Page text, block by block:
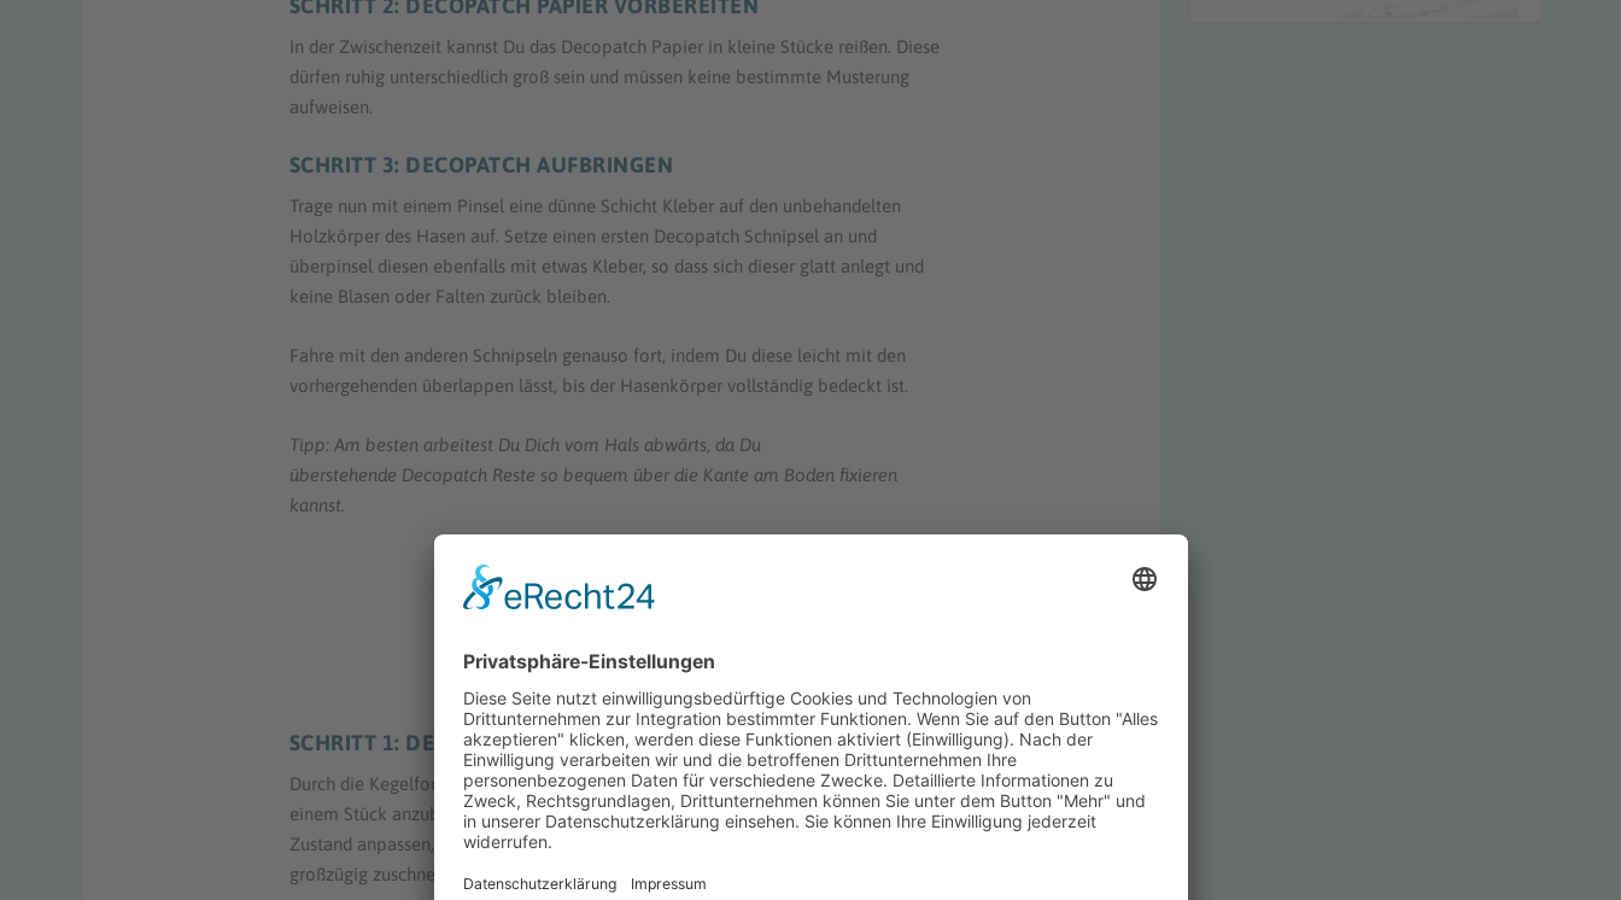
SCHRITT 2: DECOPATCH PAPIER VORBEREITEN
In der Zwischenzeit kannst Du das Decopatch Papier in kleine Stücke reißen. Diese
dürfen ruhig unterschiedlich groß sein und müssen keine bestimmte Musterung
aufweisen.
SCHRITT 3: DECOPATCH AUFBRINGEN
Trage nun mit einem Pinsel eine dünne Schicht Kleber auf den unbehandelten
Holzkörper des Hasen auf. Setze einen ersten Decopatch Schnipsel an und
überpinsel diesen ebenfalls mit etwas Kleber, so dass sich dieser glatt anlegt und
keine Blasen oder Falten zurück bleiben.
Fahre mit den anderen Schnipseln genauso fort, indem Du diese leicht mit den
vorhergehenden überlappen lässt, bis der Hasenkörper vollständig bedeckt ist.
Tipp: Am besten arbeitest Du Dich vom Hals abwärts, da Du
überstehende Decopatch Reste so bequem über die Kante am Boden fixieren
kannst.
OSTERHASE „UNI“ (RECHTS)
SCHRITT 1: DECOPATCH PAPIER VORBEREITEN
Durch die Kegelform des Hasenkörpers ist es möglich das Decopatch Papier in
einem Stück anzubringen. Dazu solltest Du zunächst das Papier im trockenen
Zustand anpassen, indem Du es trichterförmig um den Körper wickelst und
großzügig zuschneidest.